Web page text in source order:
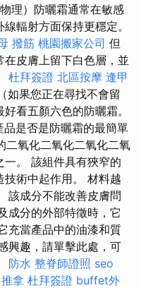
理）防曬霜通常在敏感
輻射方面保持更穩定。
撥筋 桃園搬家公司 但
皮膚上留下白色層，並
杜拜簽證 北區按摩 逢甲
（如果您正在尋找不會留
看五顏六色的防曬霜。
品是否是防曬霜的最簡單
二氧化二氧化二氧化二氧
。 該組件具有狹窄的
術中起作用。 材料越
該成分不能改善皮膚問
成分的外部特徵時，它
充當產品中的油漆和質
興趣，請單擊此處，可
防水 整脊師證照 seo
拿 杜拜簽證 buffet外